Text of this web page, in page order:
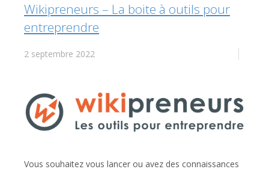
Wikipreneurs – La boite à outils pour
entreprendre
2 septembre 2022
Vous souhaitez vous lancer ou avez des connaissances